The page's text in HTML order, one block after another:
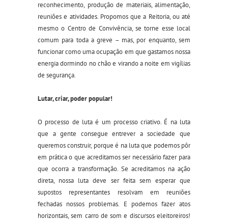
reconhecimento, produção de materiais, alimentação,
reuniões e atividades. Propomos que a Reitoria, ou até
mesmo o Centro de Convivência, se torne esse local
comum para toda a greve – mas, por enquanto, sem
funcionar como uma ocupação em que gastamos nossa
energia dormindo no chão e virando a noite em vigílias
de segurança.
Lutar, criar, poder popular!
O processo de luta é um processo criativo. É na luta
que a gente consegue entrever a sociedade que
queremos construir, porque é na luta que podemos pôr
em prática o que acreditamos ser necessário fazer para
que ocorra a transformação. Se acreditamos na ação
direta, nossa luta deve ser feita sem esperar que
supostos representantes resolvam em reuniões
fechadas nossos problemas. E podemos fazer atos
horizontais, sem carro de som e discursos eleitoreiros!